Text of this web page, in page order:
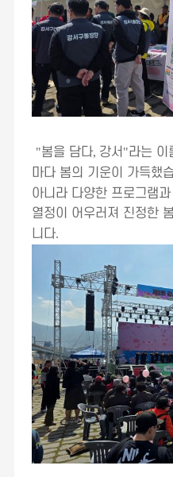
"봄을 담다, 강서 "라는 이
마다 봄의 기운이 가득했
아니라 다양한 프로그램
열정이 어우러져 진정한
니다.